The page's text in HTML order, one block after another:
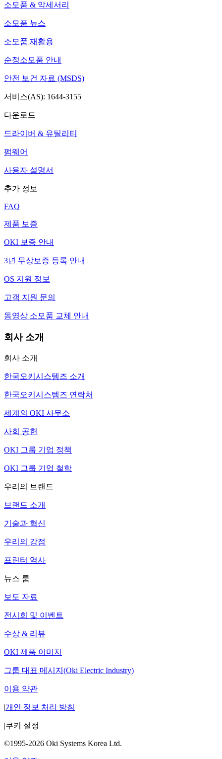
소모품 & 악세서리
소모품 뉴스
소모품 재활용
순정소모품 안내
안전 보건 자료 (MSDS)
서비스(AS): 1644-3155
다운로드
드라이버 & 유틸리티
펌웨어
사용자 설명서
추가 정보
FAQ
제품 보증
OKI 보증 안내
3년 무상보증 등록 안내
OS 지원 정보
고객 지원 문의
동영상 소모품 교체 안내
회사 소개
회사 소개
한국오키시스템즈 소개
한국오키시스템즈 연락처
세계의 OKI 사무소
사회 공헌
OKI 그룹 기업 정책
OKI 그룹 기업 철학
우리의 브랜드
브랜드 소개
기술과 혁신
우리의 강점
프린터 역사
뉴스 룸
보도 자료
전시회 및 이벤트
수상 & 리뷰
OKI 제품 이미지
그룹 대표 메시지(Oki Electric Industry)
이용 약관
|개인 정보 처리 방침
|쿠키 설정
©1995-2026 Oki Systems Korea Ltd.